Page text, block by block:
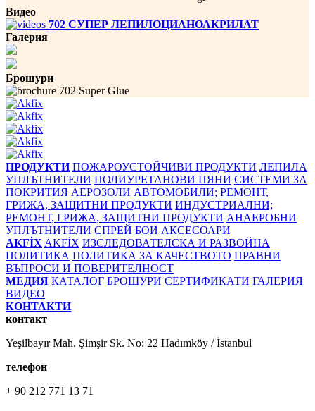
Видео
702 СУПЕР ЛЕПИЛОЦИАНОАКРИЛАТ
Галерия
Брошури
702 Super Glue
ПРОДУКТИ ПОЖАРОУСТОЙЧИВИ ПРОДУКТИ ЛЕПИЛА
УПЛЪТНИТЕЛИ ПОЛИУРЕТАНОВИ ПЯНИ СИСТЕМИ ЗА
ПОКРИТИЯ АЕРОЗОЛИ АВТОМОБИЛИ; РЕМОНТ,
ГРИЖА, ЗАЩИТНИ ПРОДУКТИ ИНДУСТРИАЛНИ;
РЕМОНТ, ГРИЖА, ЗАЩИТНИ ПРОДУКТИ АНАЕРОБНИ
УПЛЪТНИТЕЛИ СПРЕЙ БОИ АКСЕСОАРИ
AKFİX AKFİX ИЗСЛЕДОВАТЕЛСКА И РАЗВОЙНА
ПОЛИТИКА ПОЛИТИКА ЗА КАЧЕСТВОТО ПРАВНИ
ВЪПРОСИ И ПОВЕРИТЕЛНОСТ
МЕДИЯ КАТАЛОГ БРОШУРИ СЕРТИФИКАТИ ГАЛЕРИЯ
ВИДЕО
КОНТАКТИ
контакт
Yeşilbayır Mah. Şimşir Sk. No: 22 Hadımköy / İstanbul
телефон
+ 90 212 771 13 71